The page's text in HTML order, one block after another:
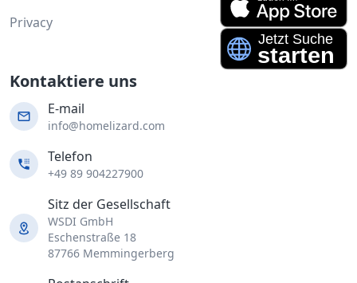
Privacy
Kontaktiere uns
E-mail
info@homelizard.com
Telefon
+49 89 904227900
Sitz der Gesellschaft
WSDI GmbH
Eschenstraße 18
87766 Memmingerberg